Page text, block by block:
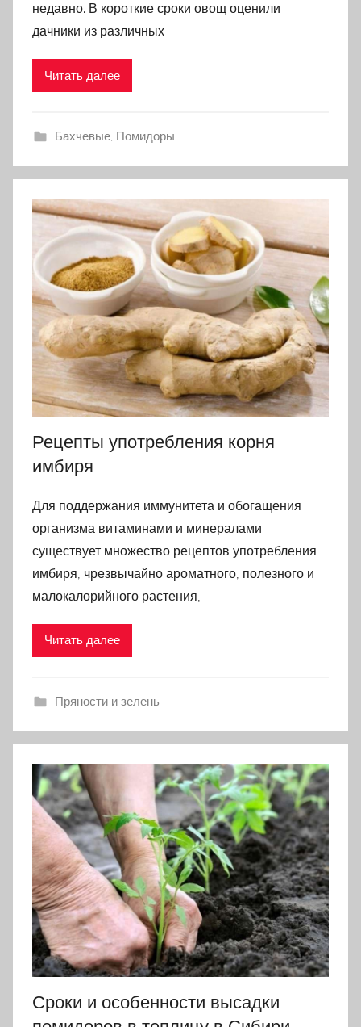
недавно. В короткие сроки овощ оценили
дачники из различных
Читать далее
Бахчевые, Помидоры
Рецепты употребления корня
имбиря
Для поддержания иммунитета и обогащения
организма витаминами и минералами
существует множество рецептов употребления
имбиря, чрезвычайно ароматного, полезного и
малокалорийного растения,
Читать далее
Пряности и зелень
Сроки и особенности высадки